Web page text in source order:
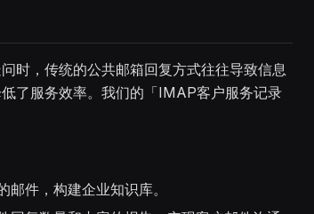
时，传统的公共邮箱回复方式往往导致信息
了服务效率。我们的「IMAP客户服务记录
件，构建企业知识库。